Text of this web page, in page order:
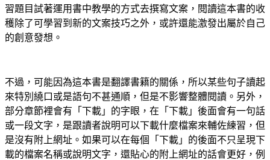
習題目試著運用書中教學的方式去撰寫文案，閱讀這本書的收
穫除了可學習到新的文案技巧之外，或許還能激發出屬於自己
的創意發想。
不過，可能因為這本書是翻譯書籍的關係，所以某些句子讀起
來特別繞口或是語句不甚通順，但是不影響整體閱讀。另外，
部分章節裡會有「下載」的字眼，在「下載」後面會有一句話
或一段文字，是跟讀者說明可以下載什麼檔案來輔佐練習，但
是沒有附上網址。如果可以在每個「下載」的後面不只呈現下
載的檔案名稱或說明文字，還貼心的附上網址的話會更好，例